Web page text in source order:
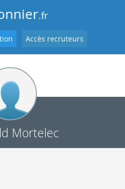
.fr
Accès recruteurs
Mortelec